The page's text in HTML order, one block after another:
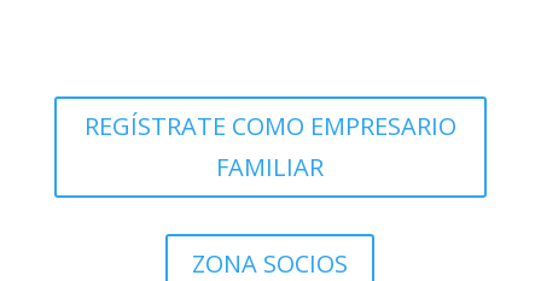
REGÍSTRATE COMO EMPRESARIO
FAMILIAR
ZONA SOCIOS